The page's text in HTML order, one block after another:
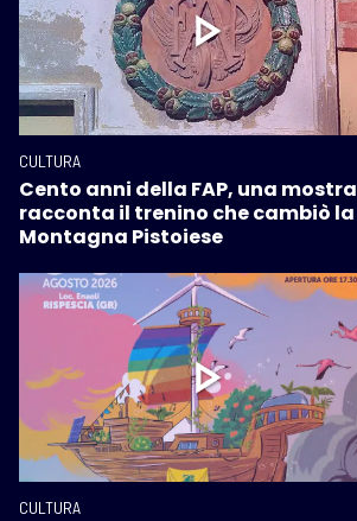
CULTURA
Cento anni della FAP, una mostra
racconta il trenino che cambiò la
Montagna Pistoiese
CULTURA